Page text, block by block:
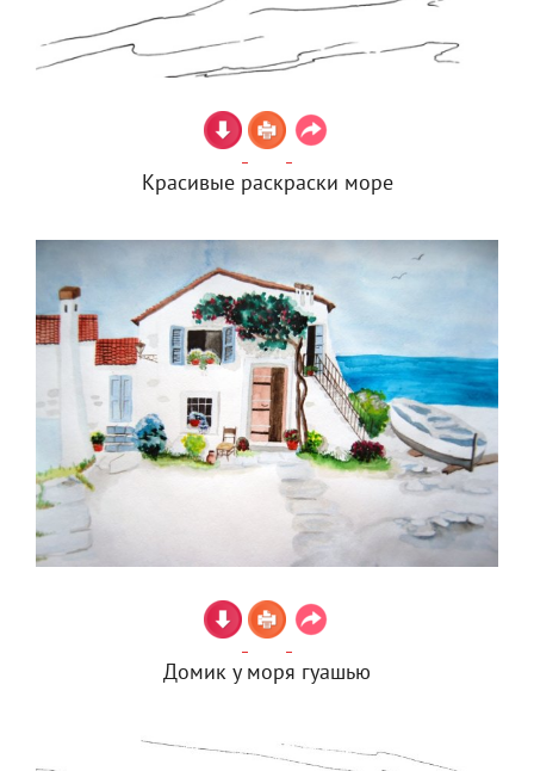
Красивые раскраски море
Домик у моря гуашью